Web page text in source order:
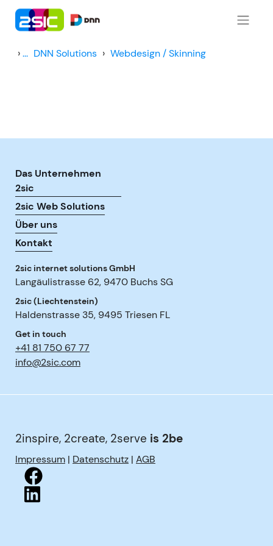
Zum Inhalt springen
›... DNN Solutions › Webdesign / Skinning
Das Unternehmen
2sic
2sic Web Solutions
Über uns
Kontakt
2sic internet solutions GmbH
Langäulistrasse 62, 9470 Buchs SG
2sic (Liechtenstein)
Haldenstrasse 35, 9495 Triesen FL
Get in touch
+41 81 750 67 77
info@2sic.com
2inspire, 2create, 2serve is 2be
Impressum | Datenschutz | AGB